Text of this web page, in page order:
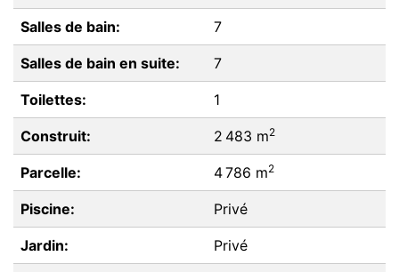
Salles de bain: 7
Salles de bain en suite: 7
Toilettes: 1
Construit: 2 483 m2
Parcelle: 4 786 m2
Piscine: Privé
Jardin: Privé